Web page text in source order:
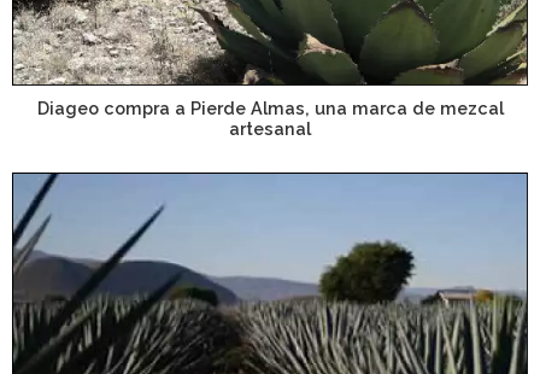
Diageo compra a Pierde Almas, una marca de mezcal
artesanal